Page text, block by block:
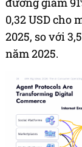
0,32 USD cho
2025, so với
năm 2025.